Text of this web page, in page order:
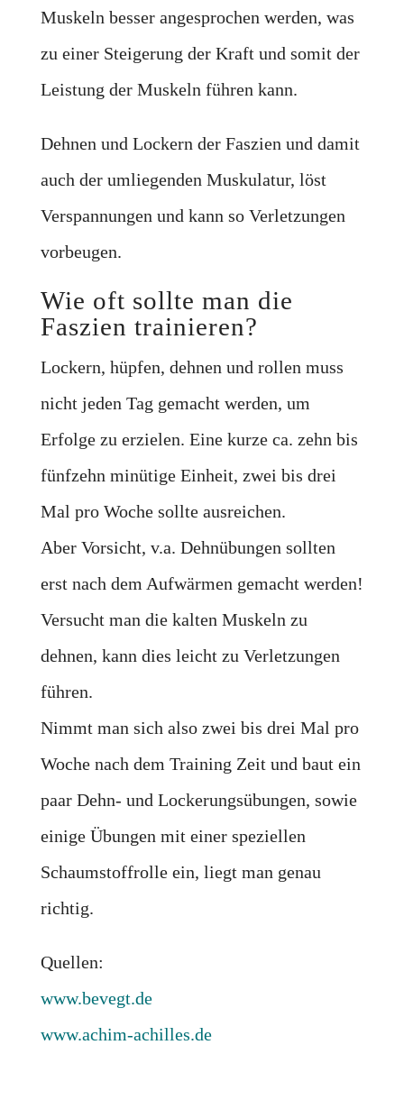
Muskeln besser angesprochen werden, was
zu einer Steigerung der Kraft und somit der
Leistung der Muskeln führen kann.
Dehnen und Lockern der Faszien und damit
auch der umliegenden Muskulatur, löst
Verspannungen und kann so Verletzungen
vorbeugen.
Wie oft sollte man die
Faszien trainieren?
Lockern, hüpfen, dehnen und rollen muss
nicht jeden Tag gemacht werden, um
Erfolge zu erzielen. Eine kurze ca. zehn bis
fünfzehn minütige Einheit, zwei bis drei
Mal pro Woche sollte ausreichen.
Aber Vorsicht, v.a. Dehnübungen sollten
erst nach dem Aufwärmen gemacht werden!
Versucht man die kalten Muskeln zu
dehnen, kann dies leicht zu Verletzungen
führen.
Nimmt man sich also zwei bis drei Mal pro
Woche nach dem Training Zeit und baut ein
paar Dehn- und Lockerungsübungen, sowie
einige Übungen mit einer speziellen
Schaumstoffrolle ein, liegt man genau
richtig.
Quellen:
www.bevegt.de
www.achim-achilles.de